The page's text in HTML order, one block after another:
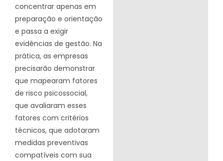
concentrar apenas em
preparação e orientação
e passa a exigir
evidências de gestão. Na
prática, as empresas
precisarão demonstrar
que mapearam fatores
de risco psicossocial,
que avaliaram esses
fatores com critérios
técnicos, que adotaram
medidas preventivas
compatíveis com sua